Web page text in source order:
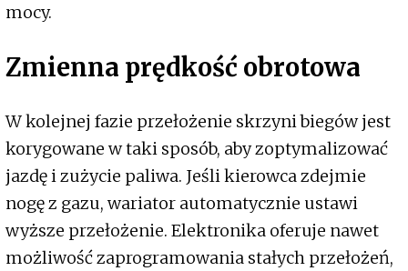
mocy.
Zmienna prędkość obrotowa
W kolejnej fazie przełożenie skrzyni biegów jest
korygowane w taki sposób, aby zoptymalizować
jazdę i zużycie paliwa. Jeśli kierowca zdejmie
nogę z gazu, wariator automatycznie ustawi
wyższe przełożenie. Elektronika oferuje nawet
możliwość zaprogramowania stałych przełożeń,